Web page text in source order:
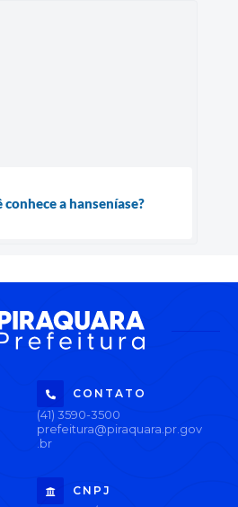
a hanseníase?
CONTATO
(41) 3590-3500
prefeitura@piraquara.pr.gov
.br
CNPJ